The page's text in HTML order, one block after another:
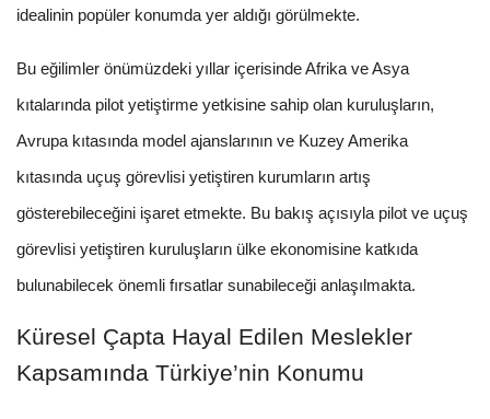
idealinin popüler konumda yer aldığı görülmekte.
Bu eğilimler önümüzdeki yıllar içerisinde Afrika ve Asya
kıtalarında pilot yetiştirme yetkisine sahip olan kuruluşların,
Avrupa kıtasında model ajanslarının ve Kuzey Amerika
kıtasında uçuş görevlisi yetiştiren kurumların artış
gösterebileceğini işaret etmekte. Bu bakış açısıyla pilot ve uçuş
görevlisi yetiştiren kuruluşların ülke ekonomisine katkıda
bulunabilecek önemli fırsatlar sunabileceği anlaşılmakta.
Küresel Çapta Hayal Edilen Meslekler
Kapsamında Türkiye’nin Konumu